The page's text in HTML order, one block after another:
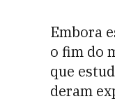
Embora
o fim do
que
deram